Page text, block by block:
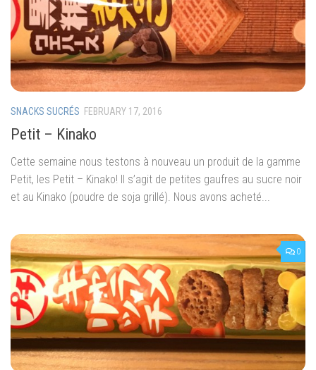
SNACKS SUCRÉS FEBRUARY 17, 2016
Petit – Kinako
Cette semaine nous testons à nouveau un produit de la gamme
Petit, les Petit – Kinako! Il s’agit de petites gaufres au sucre noir
et au Kinako (poudre de soja grillé). Nous avons acheté...
0